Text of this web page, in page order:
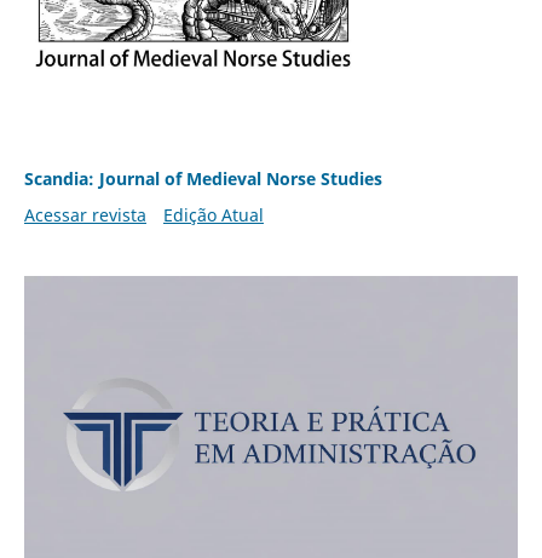
Scandia: Journal of Medieval Norse Studies
Acessar revista
Edição Atual